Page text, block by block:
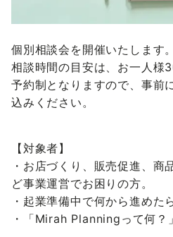
個別相談会を開催いたします。
相談時間の目安は、お一人様
予約制となりますので、事前
込みください。
【対象者】
・お店づくり、販売促進、商
ど事業運営でお困りの方。
・起業準備中で何から進めた
・「Mirah Planningって何？